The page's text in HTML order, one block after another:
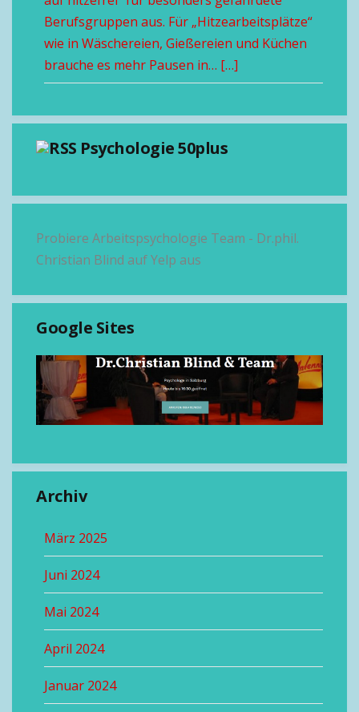
Berufsgruppen aus. Für „Hitzearbeitsplätze“
wie in Wäschereien, Gießereien und Küchen
brauche es mehr Pausen in… […]
Psychologie 50plus
Probiere Arbeitspsychologie Team - Dr.phil.
Christian Blind auf Yelp aus
Google Sites
Archiv
März 2025
Juni 2024
Mai 2024
April 2024
Januar 2024